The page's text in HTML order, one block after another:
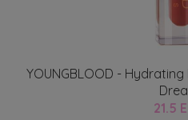
YOUNGBLOOD -
21.5